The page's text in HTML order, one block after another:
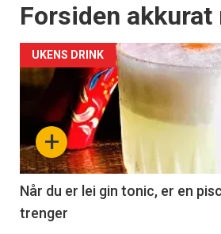
Forsiden akkurat
+
UKENS DRINK
Når du er lei gin tonic, er en
trenger